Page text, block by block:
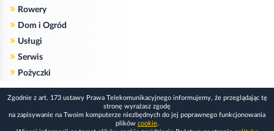
» Rowery
» Dom i Ogród
» Usługi
» Serwis
» Pożyczki
Zgodnie z art. 173 ustawy Prawa Telekomunikacyjnego informujemy, że przeglądając tę
stronę wyrażasz zgodę
na zapisywanie na Twoim komputerze niezbędnych do jej poprawnego funkcjonowania
plików cookie.